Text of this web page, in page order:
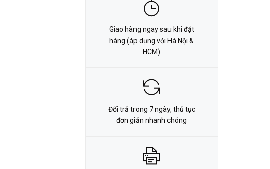
Giao hàng ngay sau khi đặt
hàng (áp dụng với Hà Nội &
HCM)
Đổi trả trong 7 ngày, thủ tục
đơn giản nhanh chóng